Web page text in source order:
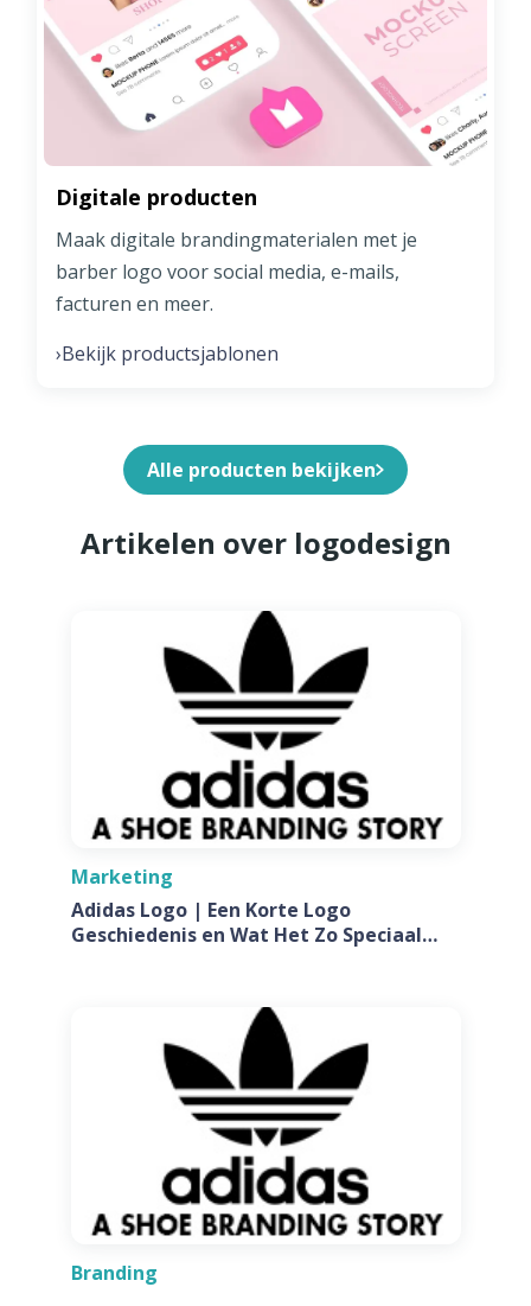
Digitale producten
Maak digitale brandingmaterialen met je
barber logo voor social media, e-mails,
facturen en meer.
›Bekijk productsjablonen
Alle producten bekijken
Artikelen over logodesign
Marketing
Adidas Logo | Een Korte Logo
Geschiedenis en Wat Het Zo Speciaal
Branding